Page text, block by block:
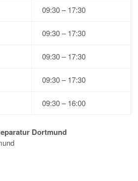
09:30 – 17:30
09:30 – 17:30
09:30 – 17:30
09:30 – 17:30
09:30 – 16:00
Dortmund